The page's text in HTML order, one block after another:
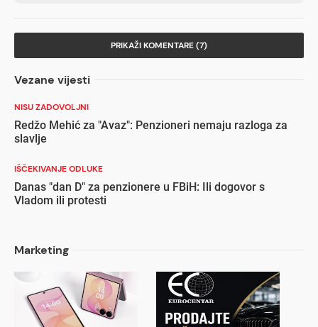
PRIKAŽI KOMENTARE (7)
Vezane vijesti
NISU ZADOVOLJNI
Redžo Mehić za "Avaz": Penzioneri nemaju razloga za
slavlje
IŠČEKIVANJE ODLUKE
Danas "dan D" za penzionere u FBiH: Ili dogovor s
Vladom ili protesti
Marketing